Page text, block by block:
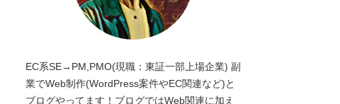
EC系SE→PM,PMO(現職：東証一部上場企業) 副
業でWeb制作(WordPress案件やEC関連など)と
ブログやってます！ブログではWeb関連に加え